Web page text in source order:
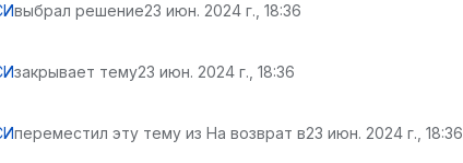
выбрал решение23 июн. 2024 г., 18:36
закрывает тему23 июн. 2024 г., 18:36
переместил эту тему из На возврат в23 июн. 2024 г., 18:36